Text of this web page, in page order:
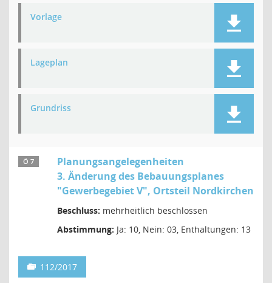
Vorlage
Lageplan
Grundriss
Ö 7
Planungsangelegenheiten
3. Änderung des Bebauungsplanes
"Gewerbegebiet V", Ortsteil Nordkirchen
Beschluss: mehrheitlich beschlossen
Abstimmung: Ja: 10, Nein: 03, Enthaltungen: 13
112/2017